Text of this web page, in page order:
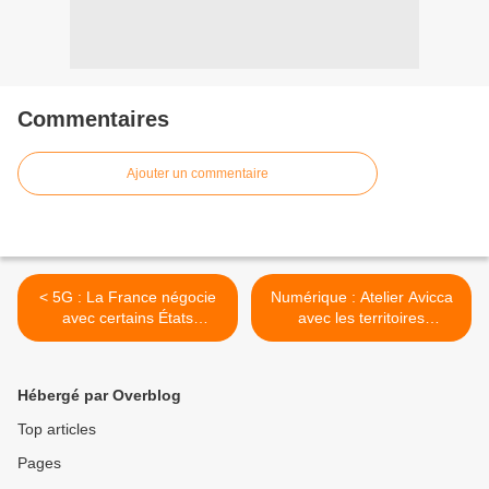
Commentaires
Ajouter un commentaire
< 5G : La France négocie
avec certains États
caribéens concernant la
Numérique : Atelier Avicca
avec les territoires
ultramarins >
Hébergé par Overblog
Top articles
Pages